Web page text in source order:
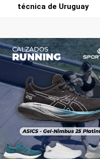
técnica de Uruguay